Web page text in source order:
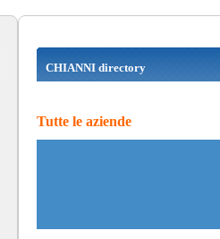
CHIANNI directory
Tutte le aziende